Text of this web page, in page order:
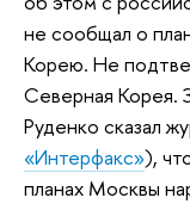
не сообщал о
Корею. Не
Северная Корея.
Руденко сказал
«Интерфакс»),
планах Москвы